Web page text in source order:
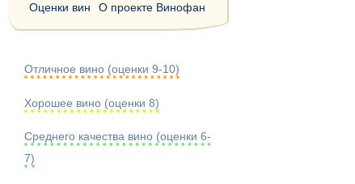
Оценки вин
О проекте Винофан
Отличное вино (оценки 9-10)
Хорошее вино (оценки 8)
Среднего качества вино (оценки 6-
7)